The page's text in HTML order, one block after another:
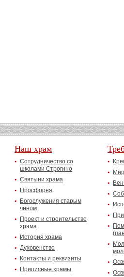
Наш храм
Сотрудничество со
школами Строгино
Святыни храма
Просфорня
Богослужения старым
чином
Проект и строительство
храма
История храма
Духовенство
Контакты и реквизиты
Приписные храмы